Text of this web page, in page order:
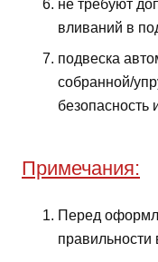
не требуют
вливаний в
подвеска
собранной/
безопасность
Примечания:
Перед
правильности